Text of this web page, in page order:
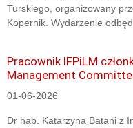
Turskiego, organizowany
Kopernik. Wydarzenie
Pracownik IFPiLM
Management
01-06-2026
Dr hab. Katarzyna Batani z